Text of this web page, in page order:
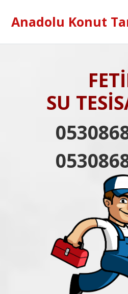
Anadolu Konut
SU